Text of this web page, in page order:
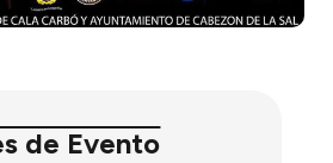
de Evento